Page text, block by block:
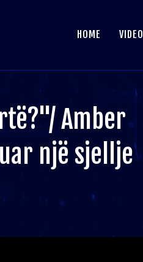
HOME VIDEO
Amber
një sjellje